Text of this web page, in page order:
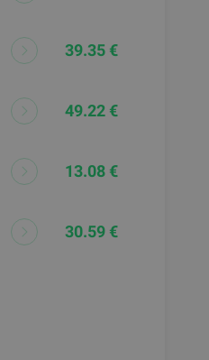
39.35 €
49.22 €
13.08 €
30.59 €